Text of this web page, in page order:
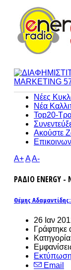
Νέες
Νέα
Top20-
Ακούστε
A+AA-
ΡΑΔΙΟ ENERGY
Θέμης
26 Ιαν
Γράφτηκε
Εκτύπωση
Email